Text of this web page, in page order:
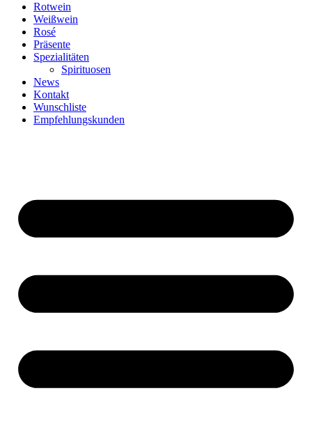
Rotwein
Weißwein
Rosé
Präsente
Spezialitäten
Spirituosen
News
Kontakt
Wunschliste
Empfehlungskunden